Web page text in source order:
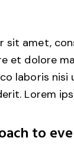
sit amet,
et dolore
laboris nisi
Lorem
to